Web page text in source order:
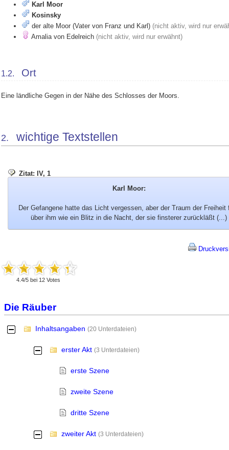
Karl Moor
Kosinsky
der alte Moor (Vater von Franz und Karl) (nicht aktiv, wird nur
Amalia von Edelreich (nicht aktiv, wird nur erwähnt)
1.2. Ort
Eine ländliche Gegen in der Nähe des Schlosses der Moors.
2. wichtige Textstellen
Zitat: IV, 1
Karl Moor:
Der Gefangene hatte das Licht vergessen, aber der Traum der Freiheit
über ihm wie ein Blitz in die Nacht, der sie finsterer zurückläßt (...)
4.4/5 bei 12 Votes
Die Räuber
- Inhaltsangaben (20 Unterdateien)
- erster Akt (3 Unterdateien)
erste Szene
zweite Szene
dritte Szene
- zweiter Akt (3 Unterdateien)